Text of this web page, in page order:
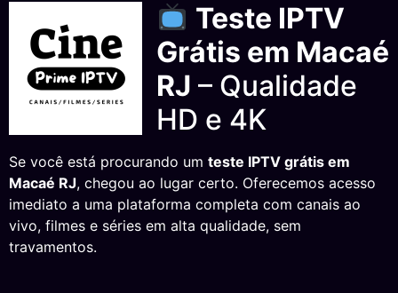
Teste IPTV
Grátis em Macaé
RJ – Qualidade
HD e 4K
Se você está procurando um teste IPTV grátis em
Macaé RJ, chegou ao lugar certo. Oferecemos acesso
imediato a uma plataforma completa com canais ao
vivo, filmes e séries em alta qualidade, sem
travamentos.